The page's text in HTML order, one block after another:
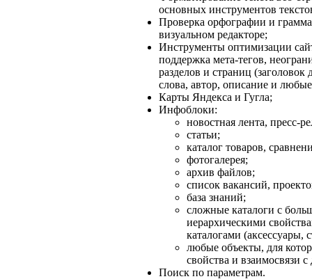
основных инструментов
Проверка орфографии и
визуальном редакторе;
Инструменты оптимизации
поддержка мета-тегов,
разделов и страниц
слова, автор, описание и
Карты Яндекса и Гугла;
Инфоблоки:
новостная лента, пресс-
статьи;
каталог товаров,
фотогалерея;
архив файлов;
список вакансий,
база знаний;
сложные каталоги с
иерархическими
каталогами (аксессуары,
любые объекты, для
свойства и взаимосвязи
Поиск по параметрам.